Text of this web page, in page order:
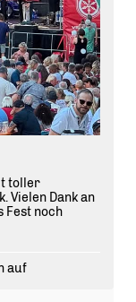
toller
Vielen Dank an
Fest noch
auf